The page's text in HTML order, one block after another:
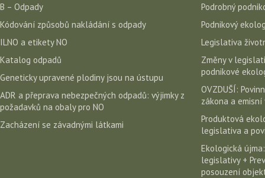
B – Odpady
Kódování způsobů nakládání s odpady
ILNO a etikety NO
Katalog odpadů
Geneticky upravené plodiny jsou na ústupu
ADR a přeprava nebezpečných odpadů: výjimky z
požadavků na obaly pro NO
Zacházení se závadnými látkami
Podrobný
Podnikový
Legislativa
Změny v
podnikové
OVZDUŠÍ:
zákona a emisní
Produktová
legislativa a
Ekologická
legislativy +
posouzení